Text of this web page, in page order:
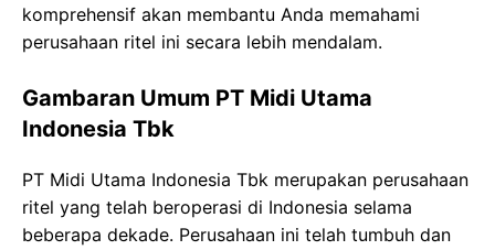
komprehensif akan membantu Anda memahami
perusahaan ritel ini secara lebih mendalam.
Gambaran Umum PT Midi Utama
Indonesia Tbk
PT Midi Utama Indonesia Tbk merupakan perusahaan
ritel yang telah beroperasi di Indonesia selama
beberapa dekade. Perusahaan ini telah tumbuh dan